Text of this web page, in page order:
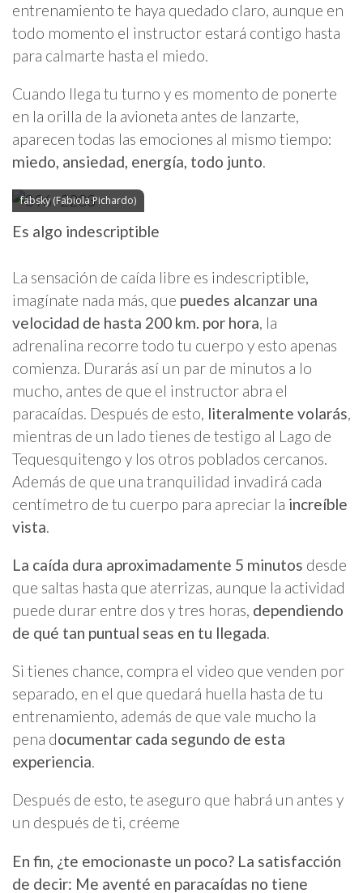
entrenamiento te haya quedado claro, aunque en
todo momento el instructor estará contigo hasta
para calmarte hasta el miedo.
Cuando llega tu turno y es momento de ponerte
en la orilla de la avioneta antes de lanzarte,
aparecen todas las emociones al mismo tiempo:
miedo, ansiedad, energía, todo junto.
fabsky (Fabiola Pichardo)
Es algo indescriptible
La sensación de caída libre es indescriptible,
imagínate nada más, que puedes alcanzar una
velocidad de hasta 200 km. por hora, la
adrenalina recorre todo tu cuerpo y esto apenas
comienza. Durarás así un par de minutos a lo
mucho, antes de que el instructor abra el
paracaídas. Después de esto, literalmente volarás,
mientras de un lado tienes de testigo al Lago de
Tequesquitengo y los otros poblados cercanos.
Además de que una tranquilidad invadirá cada
centímetro de tu cuerpo para apreciar la increíble
vista.
La caída dura aproximadamente 5 minutos desde
que saltas hasta que aterrizas, aunque la actividad
puede durar entre dos y tres horas, dependiendo
de qué tan puntual seas en tu llegada.
Si tienes chance, compra el video que venden por
separado, en el que quedará huella hasta de tu
entrenamiento, además de que vale mucho la
pena documentar cada segundo de esta
experiencia.
Después de esto, te aseguro que habrá un antes y
un después de ti, créeme
En fin, ¿te emocionaste un poco? La satisfacción
de decir: Me aventé en paracaídas no tiene